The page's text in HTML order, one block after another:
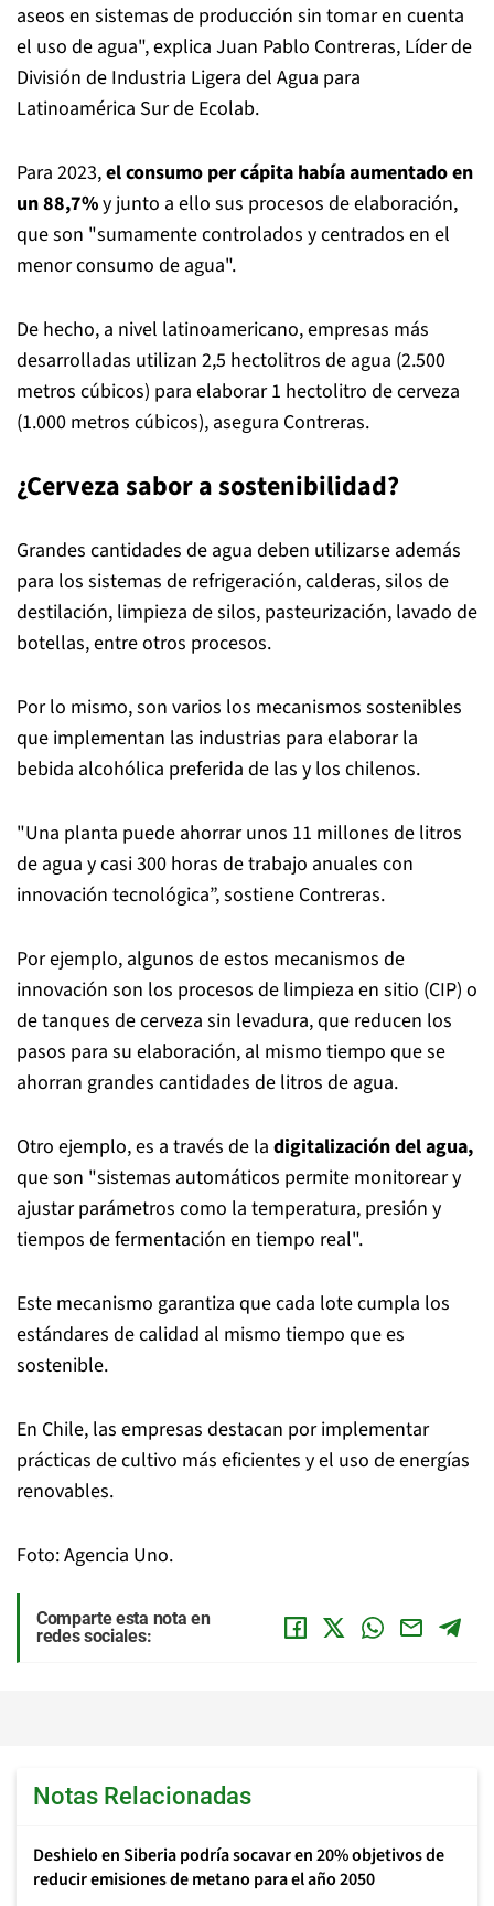
aseos en sistemas de producción sin tomar en cuenta
el uso de agua", explica Juan Pablo Contreras, Líder de
División de Industria Ligera del Agua para
Latinoamérica Sur de Ecolab.
Para 2023,el consumo per cápita había aumentado en
un 88,7%y junto a ello sus procesos de elaboración,
que son "sumamente controlados y centrados en el
menor consumo de agua".
De hecho, a nivel latinoamericano, empresas más
desarrolladas utilizan 2,5 hectolitros de agua (2.500
metros cúbicos) para elaborar 1 hectolitro de cerveza
(1.000 metros cúbicos), asegura Contreras.
¿Cerveza sabor a sostenibilidad?
Grandes cantidades de agua deben utilizarse además
para los sistemas de refrigeración, calderas, silos de
destilación, limpieza de silos, pasteurización, lavado de
botellas, entre otros procesos.
Por lo mismo, son varios los mecanismos sostenibles
que implementan las industrias para elaborar la
bebida alcohólica preferida de las y los chilenos.
"Una planta puede ahorrar unos 11 millones de litros
de agua y casi 300 horas de trabajo anuales con
innovación tecnológica”, sostiene Contreras.
Por ejemplo, algunos de estos mecanismos de
innovación son los procesos de limpieza en sitio (CIP) o
de tanques de cerveza sin levadura, que reducen los
pasos para su elaboración, al mismo tiempo que se
ahorran grandes cantidades de litros de agua.
Otro ejemplo, es a través de la digitalización del agua,
que son "sistemas automáticos permite monitorear y
ajustar parámetros como la temperatura, presión y
tiempos de fermentación en tiempo real".
Este mecanismo garantiza que cada lote cumpla los
estándares de calidad al mismo tiempo que es
sostenible.
En Chile, las empresas destacan por implementar
prácticas de cultivo más eficientes y el uso de energías
renovables.
Foto: Agencia Uno.
Comparte esta nota en
redes sociales:
Notas Relacionadas
Deshielo en Siberia podría socavar en 20% objetivos de
reducir emisiones de metano para el año 2050